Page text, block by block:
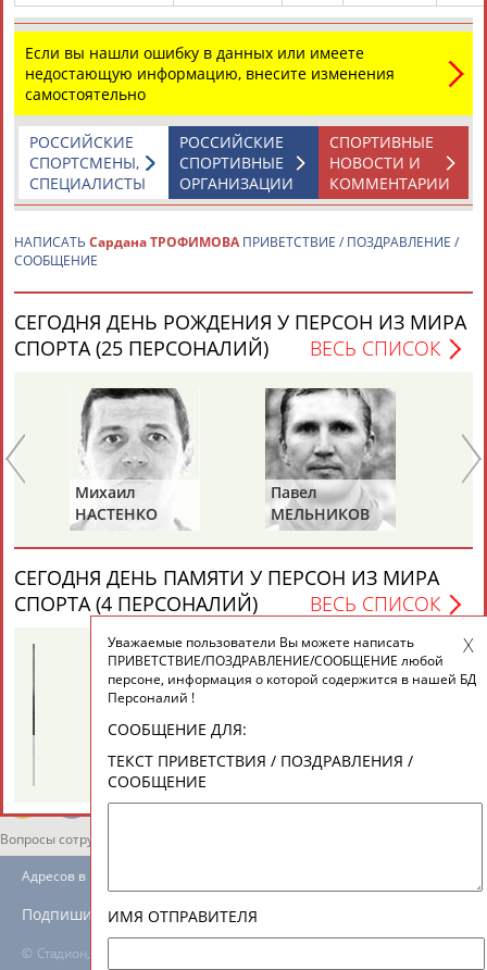
Каримжан
АБДРАХМАНОВ
Аделя
АБДРАХМАНОВА
Андрей
АБДУВАЛИЕВ
Герман
АБДУЛАЕВ
Камалудин
АБДУЛДАУДОВ
Абдула
АБДУЛЖАЛИЛОВ
Магомед
АБДУЛКАГИРОВ
Назир
АБДУЛЛАЕВ
ЕЩЁ ПЕРСОНЫ
ТАБЛО АКТИВНОСТИ
ЦЕЛИ ПРОЕКТА КОНТАКТЫ
Вопросы сотрудничества и совместной деятельности
© Стадион, 1998-2026
Адресов в новостной рассылке: 996
Подпишись
Если вы нашли ошибку в данных или имеете
недостающую информацию, внесите изменения
самостоятельно
СПОРТИВНЫЕ
НОВОСТИ И
КОММЕНТАРИИ
РОССИЙСКИЕ
СПОРТИВНЫЕ
ОРГАНИЗАЦИИ
РОССИЙСКИЕ
СПОРТСМЕНЫ,
СПЕЦИАЛИСТЫ
НАПИСАТЬ Сардана ТРОФИМОВА ПРИВЕТСТВИЕ / ПОЗДРАВЛЕНИЕ /
СООБЩЕНИЕ
СЕГОДНЯ ДЕНЬ РОЖДЕНИЯ У ПЕРСОН ИЗ МИРА
СПОРТА (25 ПЕРСОНАЛИЙ)
ВЕСЬ СПИСОК
Михаил
НАСТЕНКО
Павел
МЕЛЬНИКОВ
СЕГОДНЯ ДЕНЬ ПАМЯТИ У ПЕРСОН ИЗ МИРА
СПОРТА (4 ПЕРСОНАЛИЙ)
ВЕСЬ СПИСОК
ТУОМАЙТЕ
ШАХОВ
Уважаемые пользователи Вы можете написать
ПРИВЕТСТВИЕ/ПОЗДРАВЛЕНИЕ/СООБЩЕНИЕ любой
персоне, информация о которой содержится в нашей БД
Персоналий !
СООБЩЕНИЕ ДЛЯ:
ТЕКСТ ПРИВЕТСТВИЯ / ПОЗДРАВЛЕНИЯ /
СООБЩЕНИЕ
ИМЯ ОТПРАВИТЕЛЯ